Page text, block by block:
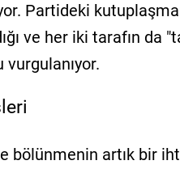
Partideki
ve her iki tarafın da
bölünmenin artık bir